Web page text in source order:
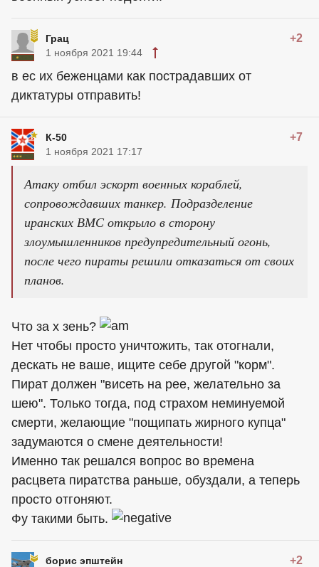
Грац +2
1 ноября 2021 19:44
в ес их беженцами как пострадавших от
диктатуры отправить!
К-50 +7
1 ноября 2021 17:17
Атаку отбил эскорт военных кораблей,
сопровождавших танкер. Подразделение
иранских ВМС открыло в сторону
злоумышленников предупредительный огонь,
после чего пираты решили отказаться от своих
планов.
Что за х зень?
Нет чтобы просто уничтожить, так отогнали,
дескать не ваше, ищите себе другой "корм".
Пират должен "висеть на рее, желательно за
шею". Только тогда, под страхом неминуемой
смерти, желающие "пощипать жирного купца"
задумаются о смене деятельности!
Именно так решался вопрос во времена
расцвета пиратства раньше, обуздали, а теперь
просто отгоняют.
Фу такими быть.
борис эпштейн +2